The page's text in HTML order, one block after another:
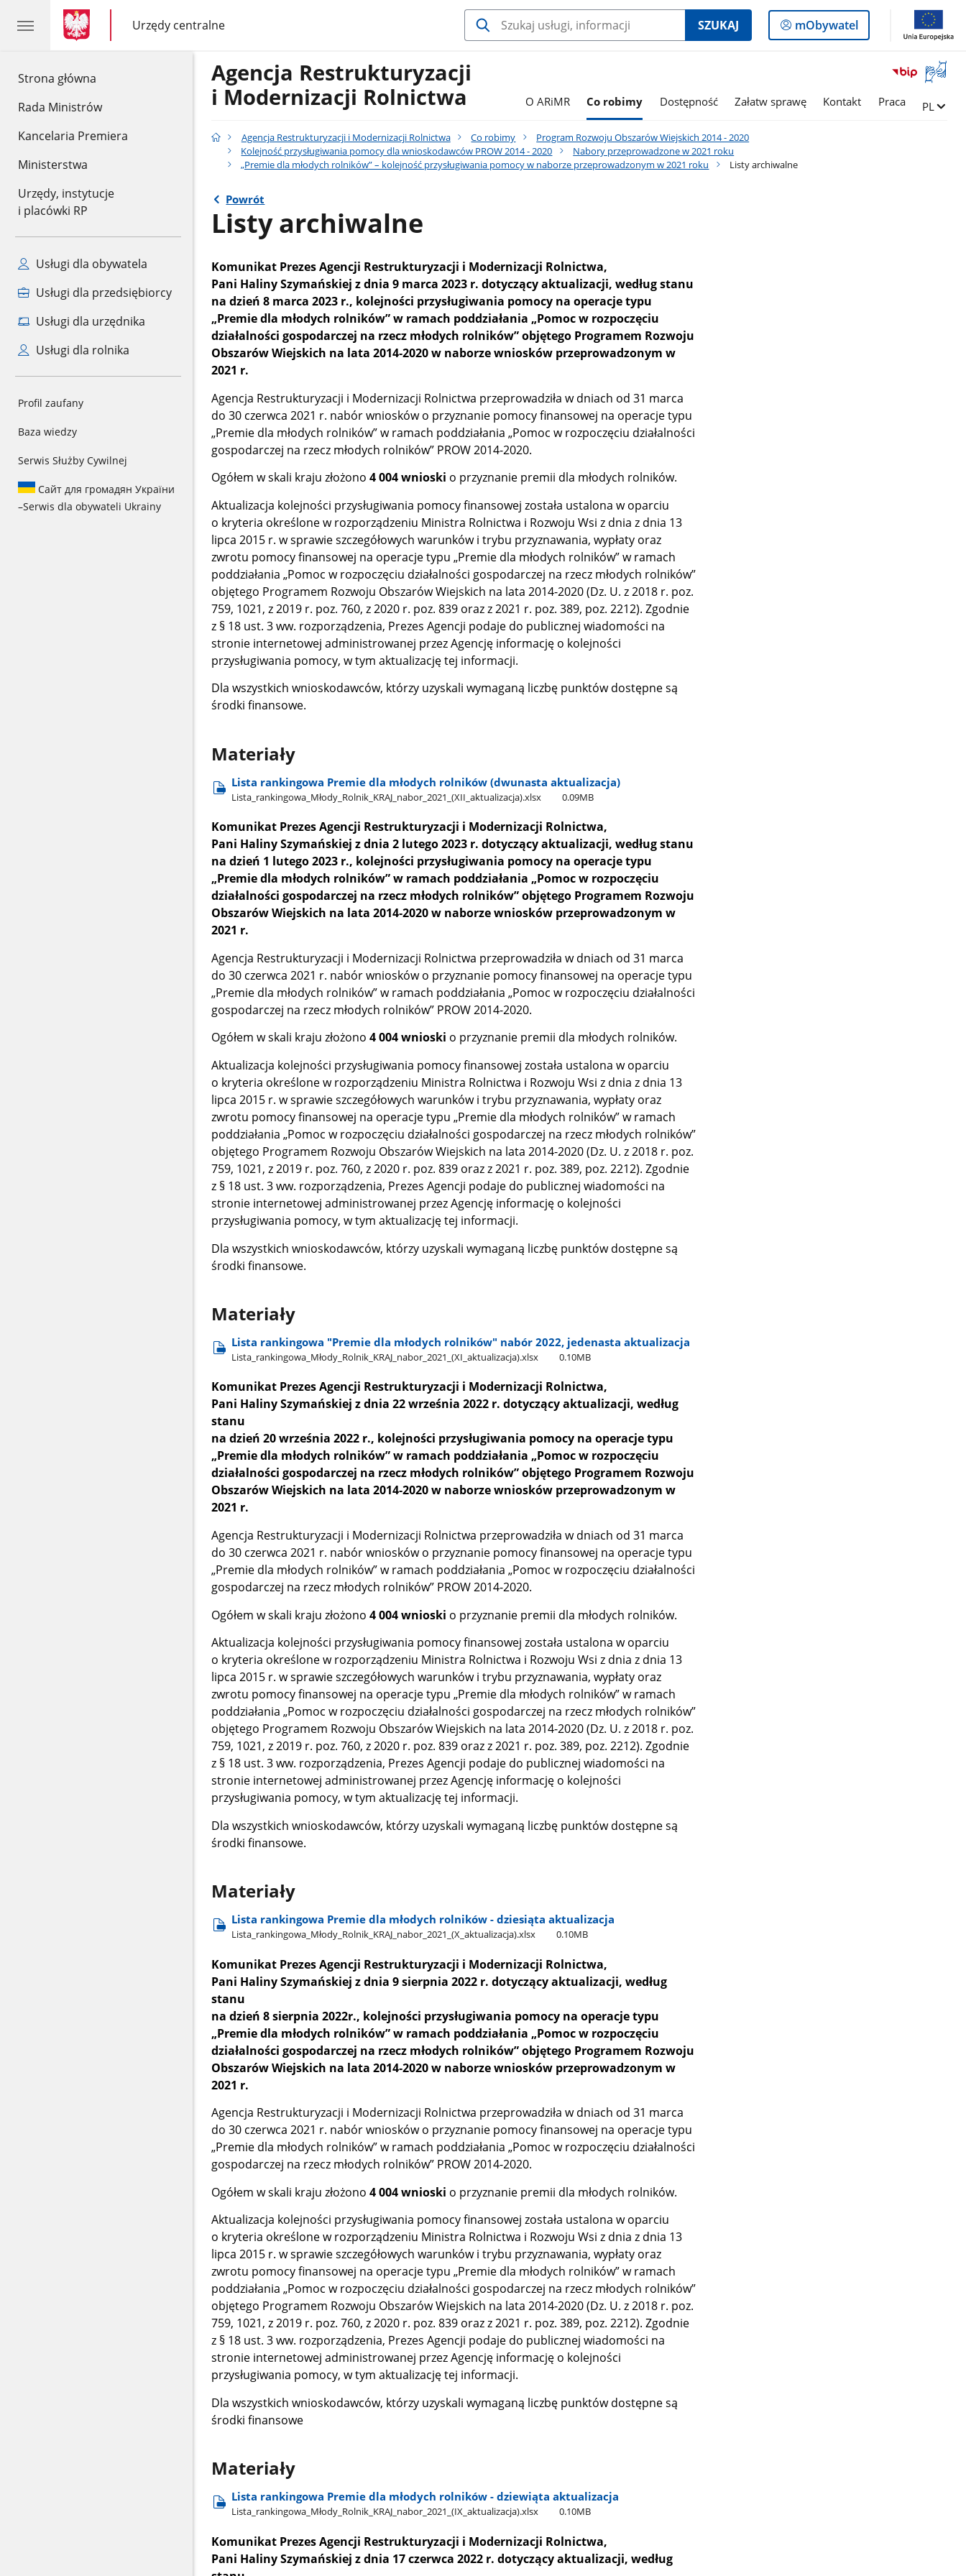
Strona główna
Rada Ministrów
Kancelaria Premiera
Ministerstwa
Urzędy, instytucje
i placówki RP
Usługi dla obywatela
Usługi dla przedsiębiorcy
Usługi dla urzędnika
Usługi dla rolnika
Profil zaufany
Baza wiedzy
Serwis Służby Cywilnej
Сайт для громадян України
–Serwis dla obywateli Ukrainy
gov.pl
gov.pl
Urzędy centralne
gov.pl
Urzędy
centralne
SZUKAJ
Logowanie
do
mObywatel
Otwórz
okno
Agencja Restrukturyzacji
i Modernizacji Rolnictwa
O ARiMR Co robimy Dostępność Załatw sprawę Kontakt Praca Zmień
PL
Agencja Restrukturyzacji i Modernizacji Rolnictwa Co robimy
Program Rozwoju Obszarów Wiejskich 2014 - 2020
Kolejność przysługiwania pomocy dla wnioskodawców PROW 2014 - 2020
Nabory przeprowadzone w 2021 roku
„Premie dla młodych rolników” – kolejność przysługiwania pomocy w naborze przeprowadzonym w 2021 roku
Listy archiwalne
Powrót
Listy archiwalne
Komunikat Prezes Agencji Restrukturyzacji i Modernizacji Rolnictwa,
Pani Haliny Szymańskiej z dnia 9 marca 2023 r. dotyczący aktualizacji, według stanu
na dzień 8 marca 2023 r., kolejności przysługiwania pomocy na operacje typu
„Premie dla młodych rolników” w ramach poddziałania „Pomoc w rozpoczęciu
działalności gospodarczej na rzecz młodych rolników” objętego Programem Rozwoju
Obszarów Wiejskich na lata 2014‑2020 w naborze wniosków przeprowadzonym w
2021 r.
Agencja Restrukturyzacji i Modernizacji Rolnictwa przeprowadziła w dniach od 31 marca
do 30 czerwca 2021 r. nabór wniosków o przyznanie pomocy finansowej na operacje typu
„Premie dla młodych rolników” w ramach poddziałania „Pomoc w rozpoczęciu działalności
gospodarczej na rzecz młodych rolników” PROW 2014-2020.
Ogółem w skali kraju złożono 4 004 wnioski o przyznanie premii dla młodych rolników.
Aktualizacja kolejności przysługiwania pomocy finansowej została ustalona w oparciu
o kryteria określone w rozporządzeniu Ministra Rolnictwa i Rozwoju Wsi z dnia z dnia 13
lipca 2015 r. w sprawie szczegółowych warunków i trybu przyznawania, wypłaty oraz
zwrotu pomocy finansowej na operacje typu „Premie dla młodych rolników” w ramach
poddziałania „Pomoc w rozpoczęciu działalności gospodarczej na rzecz młodych rolników”
objętego Programem Rozwoju Obszarów Wiejskich na lata 2014-2020 (Dz. U. z 2018 r. poz.
759, 1021, z 2019 r. poz. 760, z 2020 r. poz. 839 oraz z 2021 r. poz. 389, poz. 2212). Zgodnie
z § 18 ust. 3 ww. rozporządzenia, Prezes Agencji podaje do publicznej wiadomości na
stronie internetowej administrowanej przez Agencję informację o kolejności
przysługiwania pomocy, w tym aktualizację tej informacji.
Dla wszystkich wnioskodawców, którzy uzyskali wymaganą liczbę punktów dostępne są
środki finansowe.
Materiały
Lista rankingowa Premie dla młodych rolników (dwunasta aktualizacja)
Lista​_rankingowa​_Młody​_Rolnik​_KRAJ​_nabor​_2021​_(XII​_aktualizacja).xlsx 0.09MB
Komunikat Prezes Agencji Restrukturyzacji i Modernizacji Rolnictwa,
Pani Haliny Szymańskiej z dnia 2 lutego 2023 r. dotyczący aktualizacji, według stanu
na dzień 1 lutego 2023 r., kolejności przysługiwania pomocy na operacje typu
„Premie dla młodych rolników” w ramach poddziałania „Pomoc w rozpoczęciu
działalności gospodarczej na rzecz młodych rolników” objętego Programem Rozwoju
Obszarów Wiejskich na lata 2014‑2020 w naborze wniosków przeprowadzonym w
2021 r.
Agencja Restrukturyzacji i Modernizacji Rolnictwa przeprowadziła w dniach od 31 marca
do 30 czerwca 2021 r. nabór wniosków o przyznanie pomocy finansowej na operacje typu
„Premie dla młodych rolników” w ramach poddziałania „Pomoc w rozpoczęciu działalności
gospodarczej na rzecz młodych rolników” PROW 2014-2020.
Ogółem w skali kraju złożono 4 004 wnioski o przyznanie premii dla młodych rolników.
Aktualizacja kolejności przysługiwania pomocy finansowej została ustalona w oparciu
o kryteria określone w rozporządzeniu Ministra Rolnictwa i Rozwoju Wsi z dnia z dnia 13
lipca 2015 r. w sprawie szczegółowych warunków i trybu przyznawania, wypłaty oraz
zwrotu pomocy finansowej na operacje typu „Premie dla młodych rolników” w ramach
poddziałania „Pomoc w rozpoczęciu działalności gospodarczej na rzecz młodych rolników”
objętego Programem Rozwoju Obszarów Wiejskich na lata 2014-2020 (Dz. U. z 2018 r. poz.
759, 1021, z 2019 r. poz. 760, z 2020 r. poz. 839 oraz z 2021 r. poz. 389, poz. 2212). Zgodnie
z § 18 ust. 3 ww. rozporządzenia, Prezes Agencji podaje do publicznej wiadomości na
stronie internetowej administrowanej przez Agencję informację o kolejności
przysługiwania pomocy, w tym aktualizację tej informacji.
Dla wszystkich wnioskodawców, którzy uzyskali wymaganą liczbę punktów dostępne są
środki finansowe.
Materiały
Lista rankingowa "Premie dla młodych rolników" nabór 2022, jedenasta aktualizacja
Lista​_rankingowa​_Młody​_Rolnik​_KRAJ​_nabor​_2021​_(XI​_aktualizacja).xlsx 0.10MB
Komunikat Prezes Agencji Restrukturyzacji i Modernizacji Rolnictwa,
Pani Haliny Szymańskiej z dnia 22 września 2022 r. dotyczący aktualizacji, według
stanu
na dzień 20 września 2022 r., kolejności przysługiwania pomocy na operacje typu
„Premie dla młodych rolników” w ramach poddziałania „Pomoc w rozpoczęciu
działalności gospodarczej na rzecz młodych rolników” objętego Programem Rozwoju
Obszarów Wiejskich na lata 2014‑2020 w naborze wniosków przeprowadzonym w
2021 r.
Agencja Restrukturyzacji i Modernizacji Rolnictwa przeprowadziła w dniach od 31 marca
do 30 czerwca 2021 r. nabór wniosków o przyznanie pomocy finansowej na operacje typu
„Premie dla młodych rolników” w ramach poddziałania „Pomoc w rozpoczęciu działalności
gospodarczej na rzecz młodych rolników” PROW 2014-2020.
Ogółem w skali kraju złożono 4 004 wnioski o przyznanie premii dla młodych rolników.
Aktualizacja kolejności przysługiwania pomocy finansowej została ustalona w oparciu
o kryteria określone w rozporządzeniu Ministra Rolnictwa i Rozwoju Wsi z dnia z dnia 13
lipca 2015 r. w sprawie szczegółowych warunków i trybu przyznawania, wypłaty oraz
zwrotu pomocy finansowej na operacje typu „Premie dla młodych rolników” w ramach
poddziałania „Pomoc w rozpoczęciu działalności gospodarczej na rzecz młodych rolników”
objętego Programem Rozwoju Obszarów Wiejskich na lata 2014-2020 (Dz. U. z 2018 r. poz.
759, 1021, z 2019 r. poz. 760, z 2020 r. poz. 839 oraz z 2021 r. poz. 389, poz. 2212). Zgodnie
z § 18 ust. 3 ww. rozporządzenia, Prezes Agencji podaje do publicznej wiadomości na
stronie internetowej administrowanej przez Agencję informację o kolejności
przysługiwania pomocy, w tym aktualizację tej informacji.
Dla wszystkich wnioskodawców, którzy uzyskali wymaganą liczbę punktów dostępne są
środki finansowe.
Materiały
Lista rankingowa Premie dla młodych rolników - dziesiąta aktualizacja
Lista​_rankingowa​_Młody​_Rolnik​_KRAJ​_nabor​_2021​_(X​_aktualizacja).xlsx 0.10MB
Komunikat Prezes Agencji Restrukturyzacji i Modernizacji Rolnictwa,
Pani Haliny Szymańskiej z dnia 9 sierpnia 2022 r. dotyczący aktualizacji, według
stanu
na dzień 8 sierpnia 2022r., kolejności przysługiwania pomocy na operacje typu
„Premie dla młodych rolników” w ramach poddziałania „Pomoc w rozpoczęciu
działalności gospodarczej na rzecz młodych rolników” objętego Programem Rozwoju
Obszarów Wiejskich na lata 2014‑2020 w naborze wniosków przeprowadzonym w
2021 r.
Agencja Restrukturyzacji i Modernizacji Rolnictwa przeprowadziła w dniach od 31 marca
do 30 czerwca 2021 r. nabór wniosków o przyznanie pomocy finansowej na operacje typu
„Premie dla młodych rolników” w ramach poddziałania „Pomoc w rozpoczęciu działalności
gospodarczej na rzecz młodych rolników” PROW 2014-2020.
Ogółem w skali kraju złożono 4 004 wnioski o przyznanie premii dla młodych rolników.
Aktualizacja kolejności przysługiwania pomocy finansowej została ustalona w oparciu
o kryteria określone w rozporządzeniu Ministra Rolnictwa i Rozwoju Wsi z dnia z dnia 13
lipca 2015 r. w sprawie szczegółowych warunków i trybu przyznawania, wypłaty oraz
zwrotu pomocy finansowej na operacje typu „Premie dla młodych rolników” w ramach
poddziałania „Pomoc w rozpoczęciu działalności gospodarczej na rzecz młodych rolników”
objętego Programem Rozwoju Obszarów Wiejskich na lata 2014-2020 (Dz. U. z 2018 r. poz.
759, 1021, z 2019 r. poz. 760, z 2020 r. poz. 839 oraz z 2021 r. poz. 389, poz. 2212). Zgodnie
z § 18 ust. 3 ww. rozporządzenia, Prezes Agencji podaje do publicznej wiadomości na
stronie internetowej administrowanej przez Agencję informację o kolejności
przysługiwania pomocy, w tym aktualizację tej informacji.
Dla wszystkich wnioskodawców, którzy uzyskali wymaganą liczbę punktów dostępne są
środki finansowe
Materiały
Lista rankingowa Premie dla młodych rolników - dziewiąta aktualizacja
Lista​_rankingowa​_Młody​_Rolnik​_KRAJ​_nabor​_2021​_(IX​_aktualizacja).xlsx 0.10MB
Komunikat Prezes Agencji Restrukturyzacji i Modernizacji Rolnictwa,
Pani Haliny Szymańskiej z dnia 17 czerwca 2022 r. dotyczący aktualizacji, według